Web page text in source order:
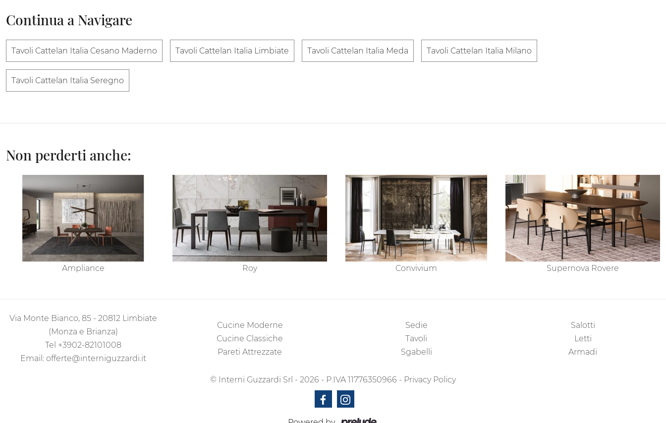
Continua a Navigare
Tavoli Cattelan Italia Cesano Maderno Tavoli Cattelan Italia Limbiate Tavoli Cattelan Italia Meda Tavoli Cattelan Italia Milano
Tavoli Cattelan Italia Seregno
Non perderti anche:
Ampliance Roy Convivium Supernova Rovere
Via Monte Bianco, 85 - 20812 Limbiate
(Monza e Brianza)
Tel +3902-82101008
Email: offerte@interniguzzardi.it
Cucine Moderne
Cucine Classiche
Pareti Attrezzate
Sedie
Tavoli
Sgabelli
Salotti
Letti
Armadi
© Interni Guzzardi Srl - 2026 - P.IVA 11776350966 - Privacy Policy